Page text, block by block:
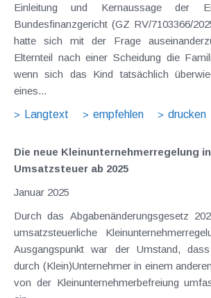
Einleitung und Kernaussage der
Bundesfinanzgericht (GZ RV/7103366/
hatte sich mit der Frage
Elternteil nach einer Scheidung die
wenn sich das Kind tatsächlich
eines...
Langtext
empfehlen drucken
Die neue Kleinunternehmerregelung
Umsatzsteuer ab 2025
Januar 2025
Durch das Abgabenänderungsgesetz
umsatzsteuerliche
Ausgangspunkt war der Umstand,
durch (Klein)Unternehmer in einem
von der Kleinunternehmerbefreiung